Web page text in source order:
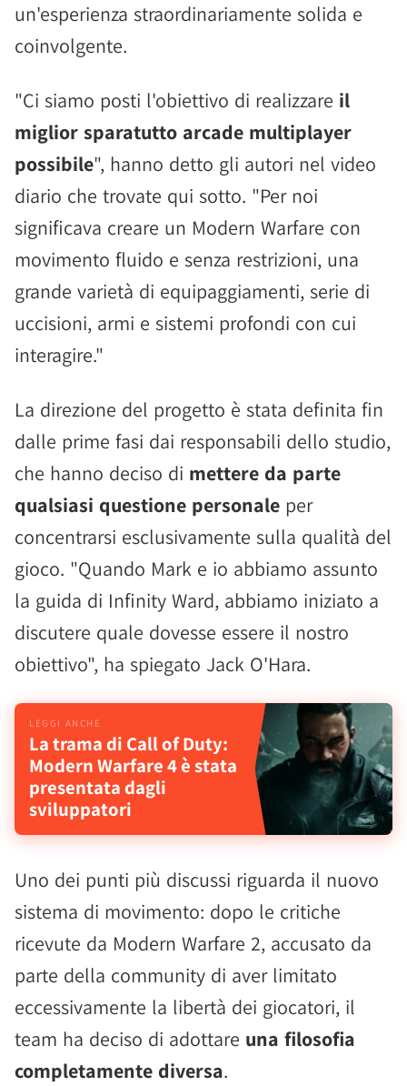
un'esperienza straordinariamente solida e
coinvolgente.
"Ci siamo posti l'obiettivo di realizzare il
miglior sparatutto arcade multiplayer
possibile", hanno detto gli autori nel video
diario che trovate qui sotto. "Per noi
significava creare un Modern Warfare con
movimento fluido e senza restrizioni, una
grande varietà di equipaggiamenti, serie di
uccisioni, armi e sistemi profondi con cui
interagire."
La direzione del progetto è stata definita fin
dalle prime fasi dai responsabili dello studio,
che hanno deciso di mettere da parte
qualsiasi questione personale per
concentrarsi esclusivamente sulla qualità del
gioco. "Quando Mark e io abbiamo assunto
la guida di Infinity Ward, abbiamo iniziato a
discutere quale dovesse essere il nostro
obiettivo", ha spiegato Jack O'Hara.
La trama di Call of Duty:
Modern Warfare 4 è stata
presentata dagli
sviluppatori
Uno dei punti più discussi riguarda il nuovo
sistema di movimento: dopo le critiche
ricevute da Modern Warfare 2, accusato da
parte della community di aver limitato
eccessivamente la libertà dei giocatori, il
team ha deciso di adottare una filosofia
completamente diversa.